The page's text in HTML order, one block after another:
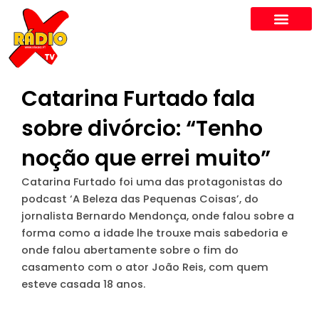
content
Catarina Furtado fala
sobre divórcio: “Tenho
noção que errei muito”
Catarina Furtado foi uma das protagonistas do
podcast ‘A Beleza das Pequenas Coisas’, do
jornalista Bernardo Mendonça, onde falou sobre a
forma como a idade lhe trouxe mais sabedoria e
onde falou abertamente sobre o fim do
casamento com o ator João Reis, com quem
esteve casada 18 anos.